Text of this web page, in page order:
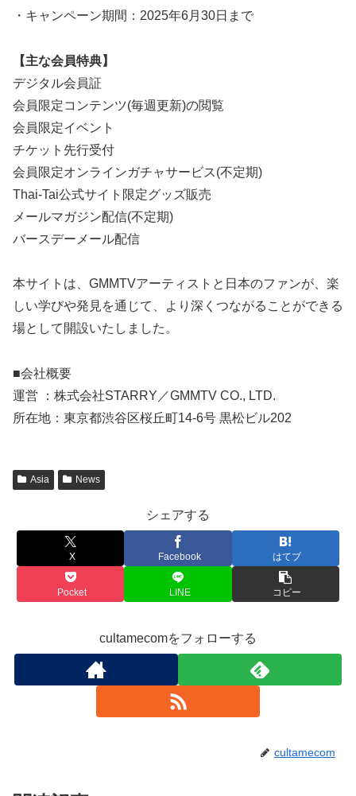
・キャンペーン期間：2025年6月30日まで
【主な会員特典】
デジタル会員証
会員限定コンテンツ(毎週更新)の閲覧
会員限定イベント
チケット先行受付
会員限定オンラインガチャサービス(不定期)
Thai-Tai公式サイト限定グッズ販売
メールマガジン配信(不定期)
バースデーメール配信
本サイトは、GMMTVアーティストと日本のファンが、楽
しい学びや発見を通じて、より深くつながることができる
場として開設いたしました。
■会社概要
運営 ：株式会社STARRY／GMMTV CO., LTD.
所在地：東京都渋谷区桜丘町14-6号 黒松ビル202
Asia News
シェアする
X Facebook はてブ
Pocket LINE コピー
cultamecomをフォローする
cultamecom